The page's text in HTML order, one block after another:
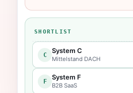
SHORTLIST
C
System C
Mittelstand DACH
F
System F
B2B SaaS